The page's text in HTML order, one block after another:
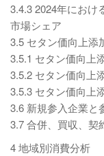
3.4.3 2024年におけ
市場シェア
3.5 セタン価向上添
3.5.1 セタン価向上
3.5.2 セタン価向上
3.5.3 セタン価向上
3.6 新規参入企業と
3.7 合併、買収、契
4 地域別消費分析